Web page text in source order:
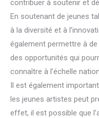
contribuer à soutenir et
En soutenant de jeunes
à la diversité et à
également permettre à
des opportunités qui
connaître à l’échelle
Il est également
les jeunes artistes peut
effet, il est possible que